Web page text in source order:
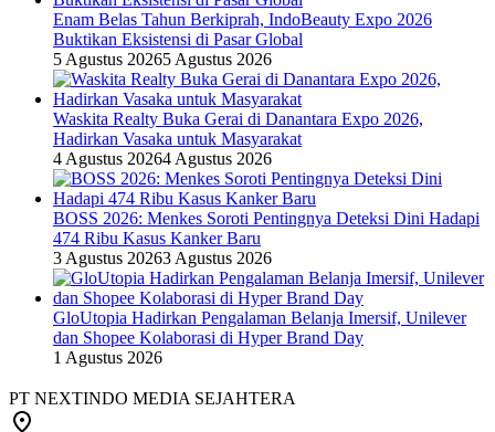
Enam Belas Tahun Berkiprah, IndoBeauty Expo 2026
Buktikan Eksistensi di Pasar Global
5 Agustus 20265 Agustus 2026
Waskita Realty Buka Gerai di Danantara Expo 2026,
Hadirkan Vasaka untuk Masyarakat
4 Agustus 20264 Agustus 2026
BOSS 2026: Menkes Soroti Pentingnya Deteksi Dini Hadapi
474 Ribu Kasus Kanker Baru
3 Agustus 20263 Agustus 2026
GloUtopia Hadirkan Pengalaman Belanja Imersif, Unilever
dan Shopee Kolaborasi di Hyper Brand Day
1 Agustus 2026
PT NEXTINDO MEDIA SEJAHTERA